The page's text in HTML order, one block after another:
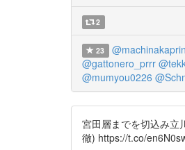
2
23
@gattonero_prrr
@mumyou0226
宮田層までを切込み立
徹) https://t.co/